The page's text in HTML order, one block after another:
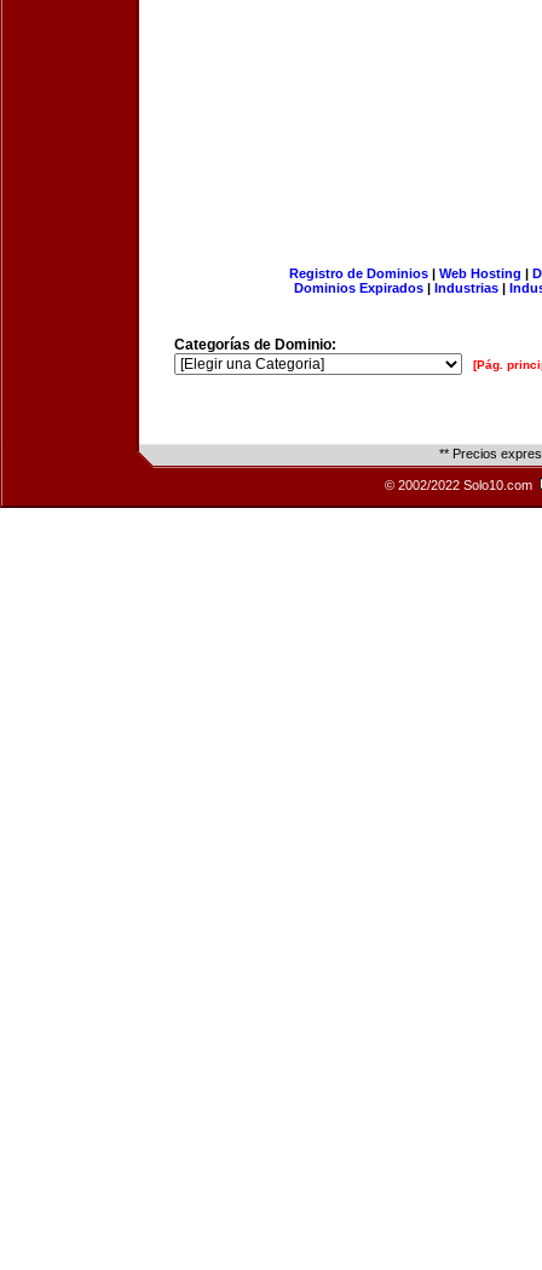
Registro de Dominios| Web Hosting |
Dominios Expirados | Industrias |
Categorías de Dominio:
[Pág.
** Precios
© 2002/2022 Solo10.com